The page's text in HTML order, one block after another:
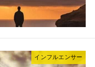
インフルエンサー